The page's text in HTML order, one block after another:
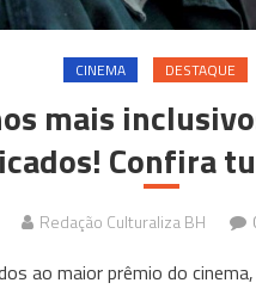
CINEMA DESTAQUE
mais
Confira
Redação Culturaliza BH
ao maior prêmio do